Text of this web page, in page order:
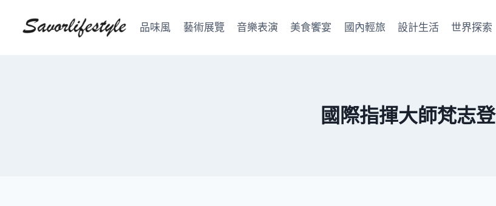
品味風 藝術展覽 音樂表演 美食饗宴 國內輕旅 設計生活 世界探索
國際指揮大師梵志登